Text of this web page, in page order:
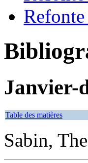
Janvier-
Table des matières
Sabin,